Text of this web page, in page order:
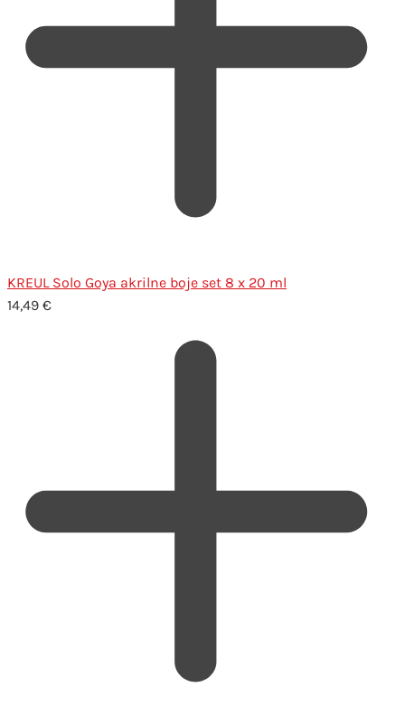
KREUL Solo Goya akrilne boje set 8 x 20 ml
14,49 €